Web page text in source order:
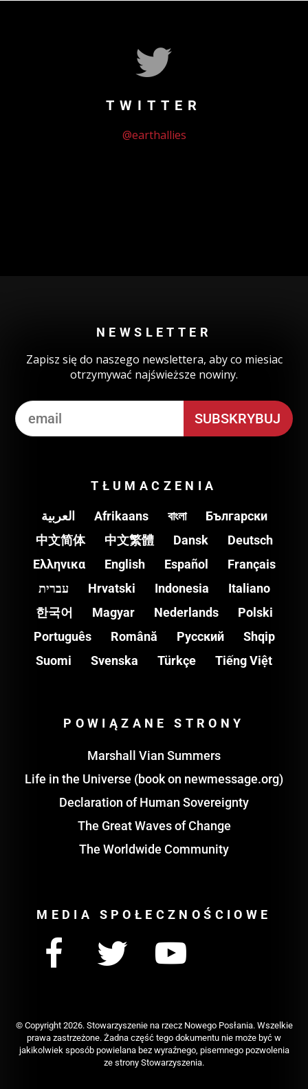
TWITTER
@earthallies
NEWSLETTER
Zapisz się do naszego newslettera, aby co miesiac
otrzymywać najświeższe nowiny.
TŁUMACZENIA
العربية Afrikaans বাংলা
Български
中文简体
中文繁體 Dansk
Deutsch
Ελληνικα
English Español
Français
עברית
Hrvatski Indonesia
Italiano
한국어
Magyar Nederlands
Polski
Português
Română Pусский
Shqip
Suomi
Svenska Türkçe Tiếng Việt
POWIĄZANE STRONY
Marshall Vian Summers
Life in the Universe (book on newmessage.org)
Declaration of Human Sovereignty
The Great Waves of Change
The Worldwide Community
MEDIA SPOŁECZNOŚCIOWE
© Copyright 2026. Stowarzyszenie na rzecz Nowego Posłania. Wszelkie
prawa zastrzeżone. Żadna część tego dokumentu nie może być w
jakikolwiek sposób powielana bez wyraźnego, pisemnego pozwolenia
ze strony Stowarzyszenia.